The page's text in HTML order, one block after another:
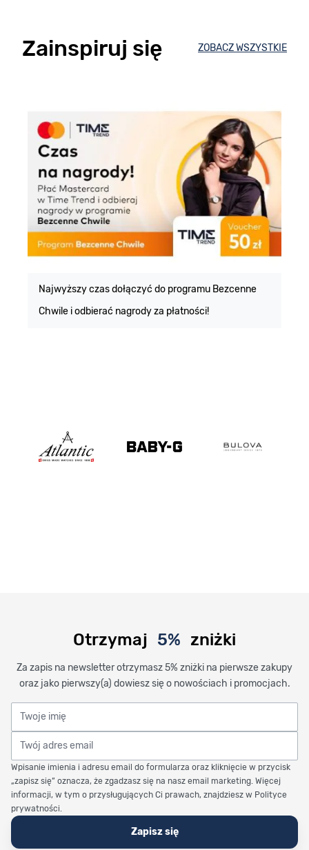
Zainspiruj się ZOBACZ WSZYSTKIE
Najwyższy czas dołączyć do programu Bezcenne
Chwile i odbierać nagrody za płatności!
Otrzymaj 5% zniżki
Za zapis na newsletter otrzymasz 5% zniżki na pierwsze zakupy
oraz jako pierwszy(a) dowiesz się o nowościach i promocjach.
Twoje imię
Twój adres email
Wpisanie imienia i adresu email do formularza oraz kliknięcie w przycisk
„zapisz się” oznacza, że zgadzasz się na nasz email marketing. Więcej
informacji, w tym o przysługujących Ci prawach, znajdziesz w Polityce
prywatności.
Zapisz się